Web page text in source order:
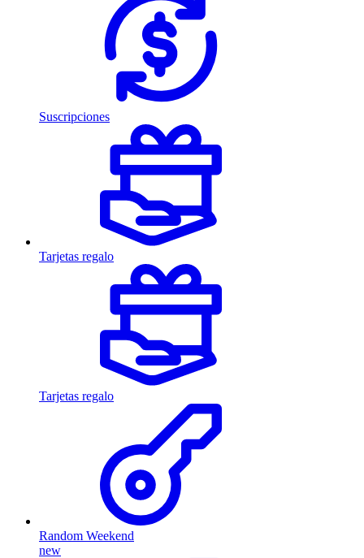
Suscripciones
Tarjetas regalo
Tarjetas regalo
Random Weekend
new